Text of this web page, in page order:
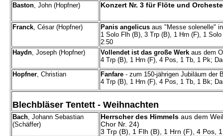
Baston, John (Hopfner) Konzert Nr. 3 für Flöte und
Franck, César (Hopfner) Panis angelicus aus "Messe solenelle"
1 Solo Flh (B), 3 Trp (B), 1 Hrn (F), 1
2:50
Haydn, Joseph (Hopfner) Vollendet ist das große Werk aus dem
4 Trp (B), 1 Hrn (F), 4 Pos, 1 Tb, 1 Pk;
Hopfner, Christian Fanfare - zum 150-jährigen Jubiläum der
4 Trp (B), 1 Hrn (F), 4 Pos, 1 Tb, 1 Bk;
Blechbläser Tentett - Weihnachten
Bach, Johann Sebastian
(Schäffer)
Herrscher des Himmels aus dem
Chor Nr. 24)
3 Trp (B), 1 Flh (B), 1 Hrn (F), 4 Pos,